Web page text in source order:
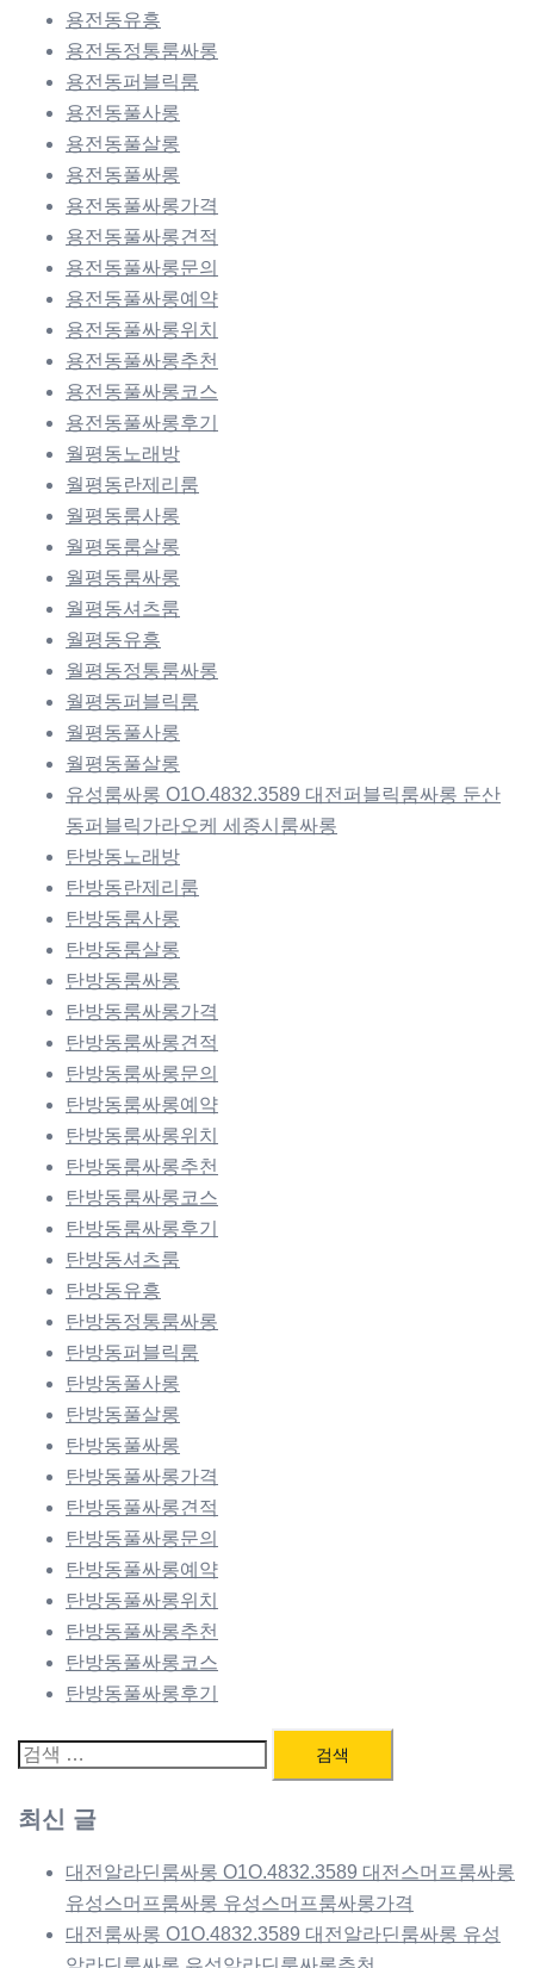
용전동유흥
용전동정통룸싸롱
용전동퍼블릭룸
용전동풀사롱
용전동풀살롱
용전동풀싸롱
용전동풀싸롱가격
용전동풀싸롱견적
용전동풀싸롱문의
용전동풀싸롱예약
용전동풀싸롱위치
용전동풀싸롱추천
용전동풀싸롱코스
용전동풀싸롱후기
월평동노래방
월평동란제리룸
월평동룸사롱
월평동룸살롱
월평동룸싸롱
월평동셔츠룸
월평동유흥
월평동정통룸싸롱
월평동퍼블릭룸
월평동풀사롱
월평동풀살롱
유성룸싸롱 O1O.4832.3589 대전퍼블릭룸싸롱 둔산
동퍼블릭가라오케 세종시룸싸롱
탄방동노래방
탄방동란제리룸
탄방동룸사롱
탄방동룸살롱
탄방동룸싸롱
탄방동룸싸롱가격
탄방동룸싸롱견적
탄방동룸싸롱문의
탄방동룸싸롱예약
탄방동룸싸롱위치
탄방동룸싸롱추천
탄방동룸싸롱코스
탄방동룸싸롱후기
탄방동셔츠룸
탄방동유흥
탄방동정통룸싸롱
탄방동퍼블릭룸
탄방동풀사롱
탄방동풀살롱
탄방동풀싸롱
탄방동풀싸롱가격
탄방동풀싸롱견적
탄방동풀싸롱문의
탄방동풀싸롱예약
탄방동풀싸롱위치
탄방동풀싸롱추천
탄방동풀싸롱코스
탄방동풀싸롱후기
검
최신 글
대전알라딘룸싸롱 O1O.4832.3589 대전스머프룸싸롱
유성스머프룸싸롱 유성스머프룸싸롱가격
대전룸싸롱 O1O.4832.3589 대전알라딘룸싸롱 유성